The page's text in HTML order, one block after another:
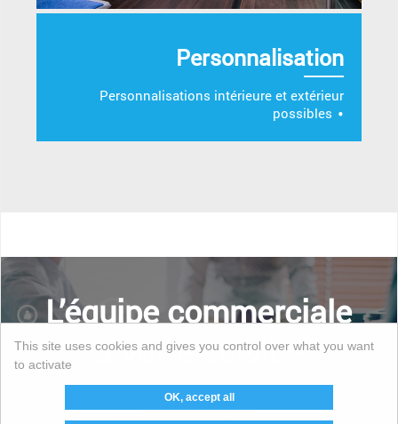
Personnalisation
Personnalisations intérieure et extérieur
possibles
L’équipe commerciale
à votre service
This site uses cookies and gives you control over what you want
to activate
OK, accept all